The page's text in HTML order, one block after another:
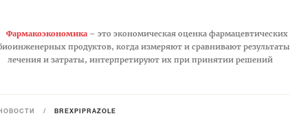
Фармакоэкономика– это экономическая оценка фармацевтических
продуктов, когда измеряют и сравнивают результаты
лечения и затраты, интерпретируют их при принятии решений
НОВОСТИ / BREXPIPRAZOLE